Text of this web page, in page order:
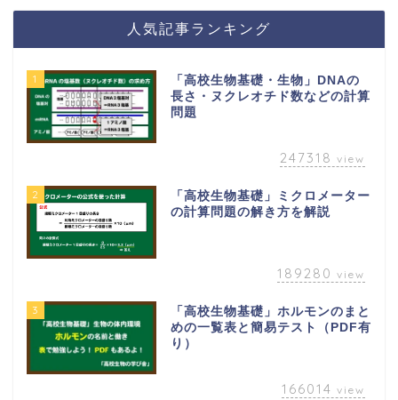
人気記事ランキング
1
「高校生物基礎・生物」DNAの
長さ・ヌクレオチド数などの計算
問題
247318 view
2
「高校生物基礎」ミクロメーター
の計算問題の解き方を解説
189280 view
3
「高校生物基礎」ホルモンのまと
めの一覧表と簡易テスト（PDF有
り）
166014 view